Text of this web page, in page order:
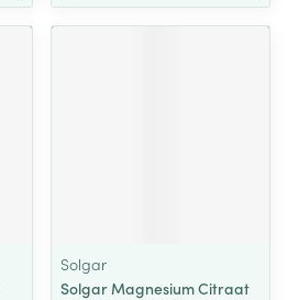
Solgar
Solgar Magnesium Citraat